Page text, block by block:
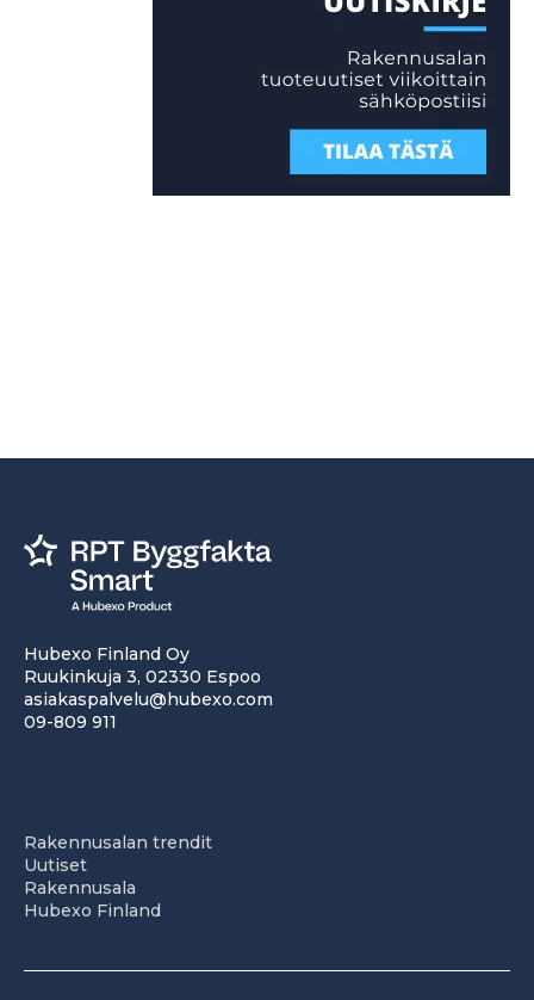
Hubexo Finland Oy
Ruukinkuja 3, 02330 Espoo
asiakaspalvelu@hubexo.com
09-809 911
Rakennusalan trendit
Uutiset
Rakennusala
Hubexo Finland